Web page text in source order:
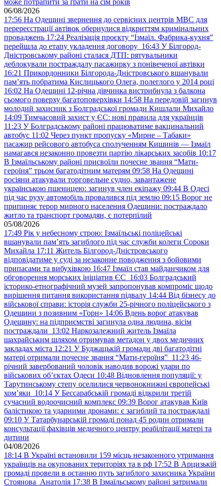
може потрапити за ґрати на сім років
06/08/2026
17:56 На Одещині звернення до сервісних центрів МВС для
перереєстрації автівок обернулися відкриттям кримінальних
проваджень 17:24 Реалізація проєкту “Ізмаїл. Фабрика-кухня”
перейшла до етапу укладення договору 16:43 У Білгород-
Дністровському районі сталася ДТП: рятувальники
деблокували постраждалу пасажирку з понівеченої автівки
16:21 Прикордонники Білгорода-Дністровського вшанували
пам’ять побратима Кислицького Олега, полеглого у 2014 році
16:02 На Одещині 12-річна дівчинка вистрибнула з балкона
сьомого поверху багатоповерхівки 14:58 На передовій загинув
молодий захисник з Болградської громади Кишлали Михайло
14:09 Тимчасовий захист у ЄС: нові правила для українців
11:23 У Болградському районі працюватиме вакцинальний
автобус 11:02 Через пункт пропуску «Мирне – Табаки»
пасажир рейсового автобуса сполученням Кишинів — Ізмаїл
намагався незаконно провезти партію лікарських засобів 10:17
В Ізмаїльському районі присвоїли почесне звання “Мати-
героїня” трьом багатодітним матерям 09:58 На Одещині
росіяни атакували торговельне судно, завантажене
українською пшеницею: загинув член екіпажу 09:44 В Одесі
під час руху автомобіль провалився під землю 09:15 Ворог не
припиняє терор мирного населення Одещини: постраждало
житло та транспорт громадян, є потерпілий
05/08/2026
17:49 Рік у небесному строю: Ізмаїльські поліцейські
вшанували пам’ять загиблого під час служби колеги Сороки
Михайла 17:11 Житель Білгород-Дністровського
відповідатиме у суді за незаконне поводження з бойовими
припасами та вибухівкою 16:47 Ізмаїл став майданчиком для
обговорення морських ініціатив ЄС 16:03 Болградський
історико-етнографічний музей запропонував компроміс щодо
вирішення питання використання підвалу 14:44 Від бізнесу до
військової справи: історія служби 25-річного поліцейського з
Одещини з позивним «Горн» 14:06 Вдень ворог атакував
Одещину: на підприємстві загинула одна людина, вісім
постраждали 13:02 Наркозалежний житель Ізмаїла
шахрайським шляхом отримував метадон у двох медичних
закладах міста 12:21 У Буджацькій громади дві багатодітні
матері отримали почесне звання “Мати-героїня” 11:23 46-
річний завербований чоловік наводив ворожі удари по
військових обʼєктах Одеси 10:48 Відновлення популяції: у
Тарутинському степу оселилися червонокнижні європейські
хом’яки 10:14 У Бессарабській громаді відкрили третій
сучасний водоочисний комплекс 09:39 Ворог атакував Київ
балістикою та ударними дронами: є загиблий та постраждалі
09:10 У Татарбунарській громаді понад 45 родин отримали
консультації фахівців медичного центру реабілітації матері та
дитини
04/08/2026
18:14 В Україні встановили 159 місць незаконного утримання
українців на окупованих територіях та в рф 17:52 В Арцизькій
громаді провели в останню путь загиблого захисника України
Стоянова Анатолія 17:38 В Ізмаїльському районі затримали